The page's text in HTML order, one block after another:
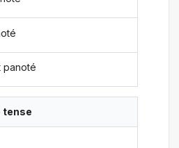
panoté
tense